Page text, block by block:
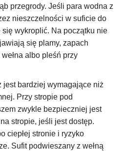
przegrody. Jeśli para wodna z
nieszczelności w suficie do
się wykroplić. Na początku nie
się plamy, zapach
albo pleśń przy
jest bardziej wymagające niż
Przy stropie pod
zwykle bezpieczniej jest
stropie, jeśli jest dostęp.
ciepłej stronie i ryzyko
Sufit podwieszany z wełną